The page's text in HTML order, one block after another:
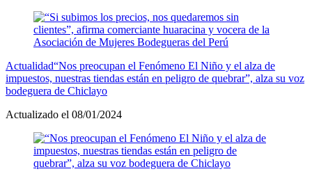
Actualidad“Nos preocupan el Fenómeno El Niño y el alza de
impuestos, nuestras tiendas están en peligro de quebrar”, alza su voz
bodeguera de Chiclayo
Actualizado el 08/01/2024